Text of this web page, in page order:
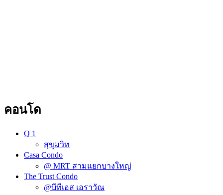
คอนโด
Q 1
สุขุมวิท
Casa Condo
@ MRT สามแยกบางใหญ่
The Trust Condo
@บีทีเอส เอราวัณ